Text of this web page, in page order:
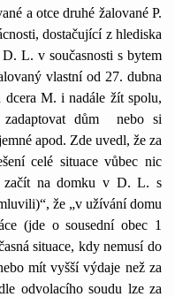
a otce druhé žalované P.
dostačující z hlediska
L. v současnosti s bytem
vlastní od 27. dubna
M. i nadále žít spolu,
dům
nebo si
apod. Zde uvedl, že za
celé situace vůbec nic
začít na domku v D. L. s
že „v užívání domu
(jde o sousední obec 1
situace, kdy nemusí do
mít vyšší výdaje než za
odvolacího soudu lze za